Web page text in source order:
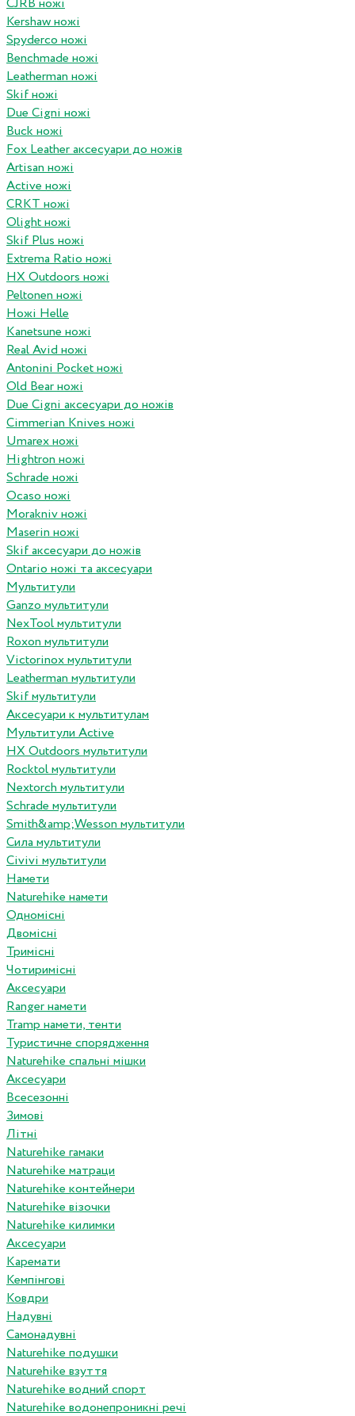
CJRB ножі
Kershaw ножі
Spyderco ножі
Benchmade ножі
Leatherman ножі
Skif ножі
Due Cigni ножі
Buck ножі
Fox Leather аксесуари до ножів
Artisan ножі
Active ножі
CRKT ножі
Olight ножі
Skif Plus ножі
Extrema Ratio ножі
HX Outdoors ножі
Peltonen ножі
Ножі Helle
Kanetsune ножі
Real Avid ножі
Antonini Pocket ножі
Old Bear ножі
Due Cigni аксесуари до ножів
Cimmerian Knives ножі
Umarex ножі
Hightron ножі
Schrade ножі
Ocaso ножі
Morakniv ножі
Maserin ножі
Skif аксесуари до ножів
Ontario ножі та аксесуари
Мультитули
Ganzo мультитули
NexTool мультитули
Roxon мультитули
Victorinox мультитули
Leatherman мультитули
Skif мультитули
Аксесуари к мультитулам
Мультитули Active
HX Outdoors мультитули
Rocktol мультитули
Nextorch мультитули
Schrade мультитули
Smith&amp;Wesson мультитули
Сила мультитули
Civivi мультитули
Намети
Naturehike намети
Одномісні
Двомісні
Тримісні
Чотиримісні
Аксесуари
Ranger намети
Tramp намети, тенти
Туристичне спорядження
Naturehike спальні мішки
Аксесуари
Всесезонні
Зимові
Літні
Naturehike гамаки
Naturehike матраци
Naturehike контейнери
Naturehike візочки
Naturehike килимки
Аксесуари
Каремати
Кемпінгові
Ковдри
Надувні
Самонадувні
Naturehike подушки
Naturehike взуття
Naturehike водний спорт
Naturehike водонепроникні речі